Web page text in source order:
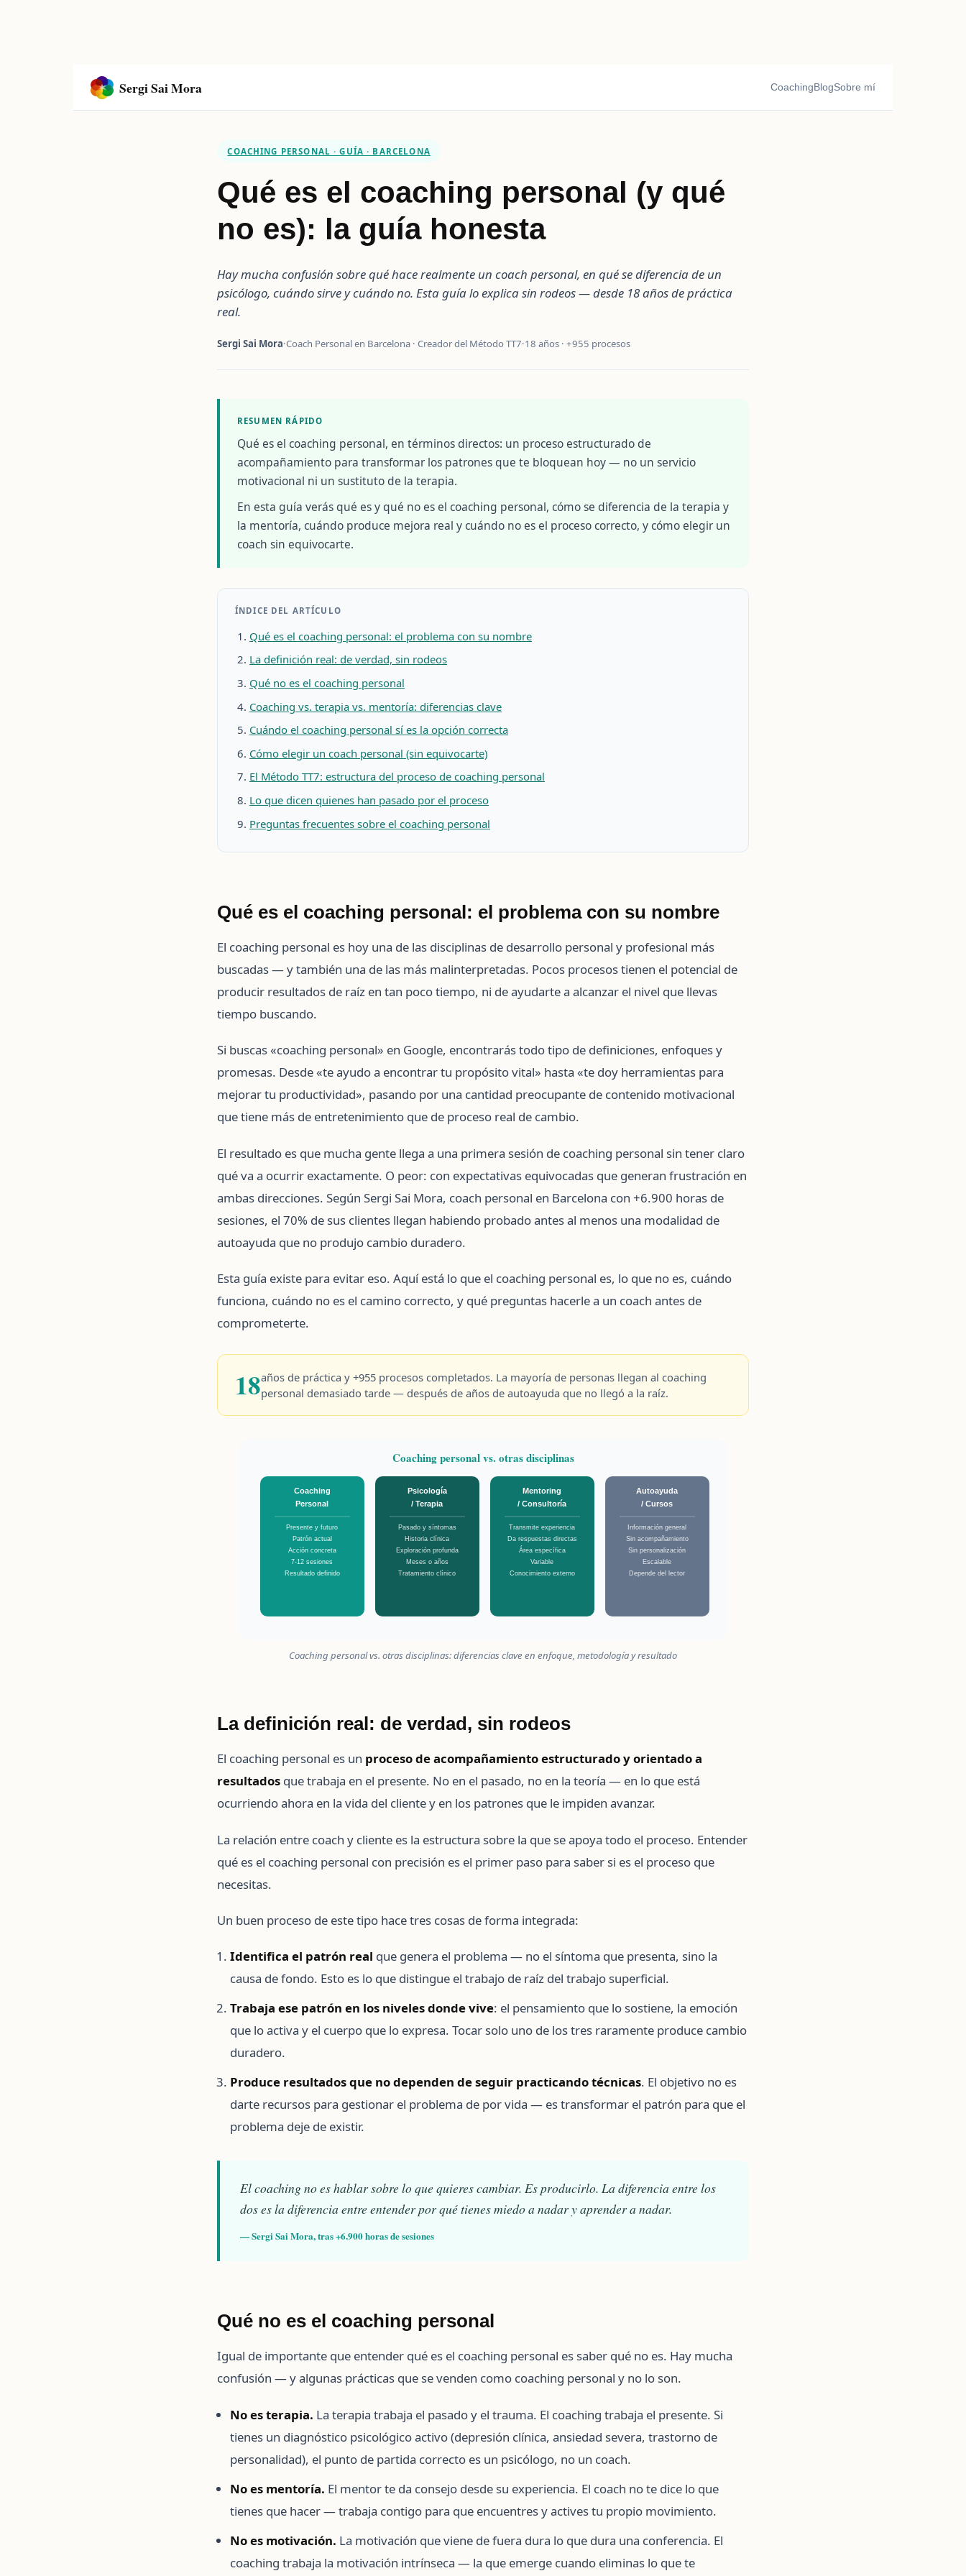
Sergi Sai Mora Coaching BlogSobre mí
COACHING PERSONAL · GUÍA · BARCELONA
Qué es el coaching personal (y qué
no es): la guía honesta
Hay mucha confusión sobre qué hace realmente un coach personal, en qué se diferencia de un
psicólogo, cuándo sirve y cuándo no. Esta guía lo explica sin rodeos — desde 18 años de práctica
real.
Sergi Sai Mora·Coach Personal en Barcelona · Creador del Método TT7·18 años · +955 procesos
RESUMEN RÁPIDO
Qué es el coaching personal, en términos directos: un proceso estructurado de
acompañamiento para transformar los patrones que te bloquean hoy — no un servicio
motivacional ni un sustituto de la terapia.
En esta guía verás qué es y qué no es el coaching personal, cómo se diferencia de la terapia y
la mentoría, cuándo produce mejora real y cuándo no es el proceso correcto, y cómo elegir un
coach sin equivocarte.
ÍNDICE DEL ARTÍCULO
Qué es el coaching personal: el problema con su nombre
La definición real: de verdad, sin rodeos
Qué no es el coaching personal
Coaching vs. terapia vs. mentoría: diferencias clave
Cuándo el coaching personal sí es la opción correcta
Cómo elegir un coach personal (sin equivocarte)
El Método TT7: estructura del proceso de coaching personal
Lo que dicen quienes han pasado por el proceso
Preguntas frecuentes sobre el coaching personal
Qué es el coaching personal: el problema con su nombre
El coaching personal es hoy una de las disciplinas de desarrollo personal y profesional más
buscadas — y también una de las más malinterpretadas. Pocos procesos tienen el potencial de
producir resultados de raíz en tan poco tiempo, ni de ayudarte a alcanzar el nivel que llevas
tiempo buscando.
Si buscas «coaching personal» en Google, encontrarás todo tipo de definiciones, enfoques y
promesas. Desde «te ayudo a encontrar tu propósito vital» hasta «te doy herramientas para
mejorar tu productividad», pasando por una cantidad preocupante de contenido motivacional
que tiene más de entretenimiento que de proceso real de cambio.
El resultado es que mucha gente llega a una primera sesión de coaching personal sin tener claro
qué va a ocurrir exactamente. O peor: con expectativas equivocadas que generan frustración en
ambas direcciones. Según Sergi Sai Mora, coach personal en Barcelona con +6.900 horas de
sesiones, el 70% de sus clientes llegan habiendo probado antes al menos una modalidad de
autoayuda que no produjo cambio duradero.
Esta guía existe para evitar eso. Aquí está lo que el coaching personal es, lo que no es, cuándo
funciona, cuándo no es el camino correcto, y qué preguntas hacerle a un coach antes de
comprometerte.
18años de práctica y +955 procesos completados. La mayoría de personas llegan al coaching
personal demasiado tarde — después de años de autoayuda que no llegó a la raíz.
Coaching personal vs. otras disciplinas
Coaching
Personal
Presente y futuro
Patrón actual
Acción concreta
7-12 sesiones
Resultado definido
Psicología
/ Terapia
Pasado y síntomas
Historia clínica
Exploración profunda
Meses o años
Tratamiento clínico
Mentoring
/ Consultoría
Transmite experiencia
Da respuestas directas
Área específica
Variable
Conocimiento externo
Autoayuda
/ Cursos
Información general
Sin acompañamiento
Sin personalización
Escalable
Depende del lector
Coaching personal vs. otras disciplinas: diferencias clave en enfoque, metodología y resultado
La definición real: de verdad, sin rodeos
El coaching personal es un proceso de acompañamiento estructurado y orientado a
resultados que trabaja en el presente. No en el pasado, no en la teoría — en lo que está
ocurriendo ahora en la vida del cliente y en los patrones que le impiden avanzar.
La relación entre coach y cliente es la estructura sobre la que se apoya todo el proceso. Entender
qué es el coaching personal con precisión es el primer paso para saber si es el proceso que
necesitas.
Un buen proceso de este tipo hace tres cosas de forma integrada:
Identifica el patrón real que genera el problema — no el síntoma que presenta, sino la
causa de fondo. Esto es lo que distingue el trabajo de raíz del trabajo superficial.
Trabaja ese patrón en los niveles donde vive: el pensamiento que lo sostiene, la emoción
que lo activa y el cuerpo que lo expresa. Tocar solo uno de los tres raramente produce cambio
duradero.
Produce resultados que no dependen de seguir practicando técnicas. El objetivo no es
darte recursos para gestionar el problema de por vida — es transformar el patrón para que el
problema deje de existir.
El coaching no es hablar sobre lo que quieres cambiar. Es producirlo. La diferencia entre los
dos es la diferencia entre entender por qué tienes miedo a nadar y aprender a nadar.
— Sergi Sai Mora, tras +6.900 horas de sesiones
Qué no es el coaching personal
Igual de importante que entender qué es el coaching personal es saber qué no es. Hay mucha
confusión — y algunas prácticas que se venden como coaching personal y no lo son.
No es terapia. La terapia trabaja el pasado y el trauma. El coaching trabaja el presente. Si
tienes un diagnóstico psicológico activo (depresión clínica, ansiedad severa, trastorno de
personalidad), el punto de partida correcto es un psicólogo, no un coach.
No es mentoría. El mentor te da consejo desde su experiencia. El coach no te dice lo que
tienes que hacer — trabaja contigo para que encuentres y actives tu propio movimiento.
No es motivación. La motivación que viene de fuera dura lo que dura una conferencia. El
coaching trabaja la motivación intrínseca — la que emerge cuando eliminas lo que te